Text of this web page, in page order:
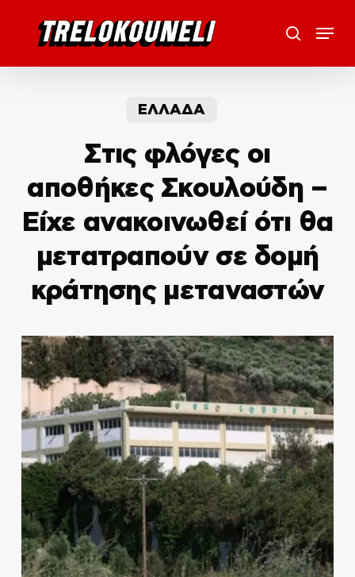
search
Menu
ΕΛΛΑΔΑ
Στις φλόγες οι
αποθήκες Σκουλούδη –
Είχε ανακοινωθεί ότι θα
μετατραπούν σε δομή
κράτησης μεταναστών